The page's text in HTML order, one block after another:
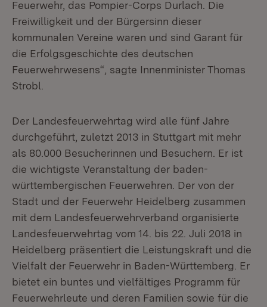
Feuerwehr, das Pompier-Corps Durlach. Die
Freiwilligkeit und der Bürgersinn dieser
kommunalen Vereine waren und sind Garant für
die Erfolgsgeschichte des deutschen
Feuerwehrwesens“, sagte Innenminister Thomas
Strobl.
Der Landesfeuerwehrtag wird alle fünf Jahre
durchgeführt, zuletzt 2013 in Stuttgart mit mehr
als 80.000 Besucherinnen und Besuchern. Er ist
die wichtigste Veranstaltung der baden-
württembergischen Feuerwehren. Der von der
Stadt und der Feuerwehr Heidelberg zusammen
mit dem Landesfeuerwehrverband organisierte
Landesfeuerwehrtag vom 14. bis 22. Juli 2018 in
Heidelberg präsentiert die Leistungskraft und die
Vielfalt der Feuerwehr in Baden-Württemberg. Er
bietet ein buntes und vielfältiges Programm für
Feuerwehrleute und deren Familien sowie für die